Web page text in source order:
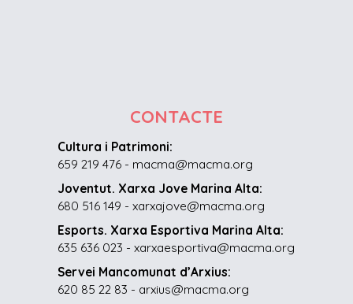
CONTACTE
Cultura i Patrimoni:
659 219 476 - macma@macma.org
Joventut. Xarxa Jove Marina Alta:
680 516 149 - xarxajove@macma.org
Esports. Xarxa Esportiva Marina Alta:
635 636 023 - xarxaesportiva@macma.org
Servei Mancomunat d’Arxius:
620 85 22 83 - arxius@macma.org